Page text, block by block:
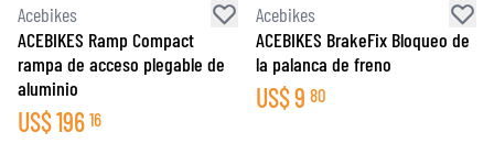
Acebikes
ACEBIKES Ramp Compact
rampa de acceso plegable de
aluminio
US$196 16
Acebikes
ACEBIKES BrakeFix Bloqueo de
la palanca de freno
US$9 80